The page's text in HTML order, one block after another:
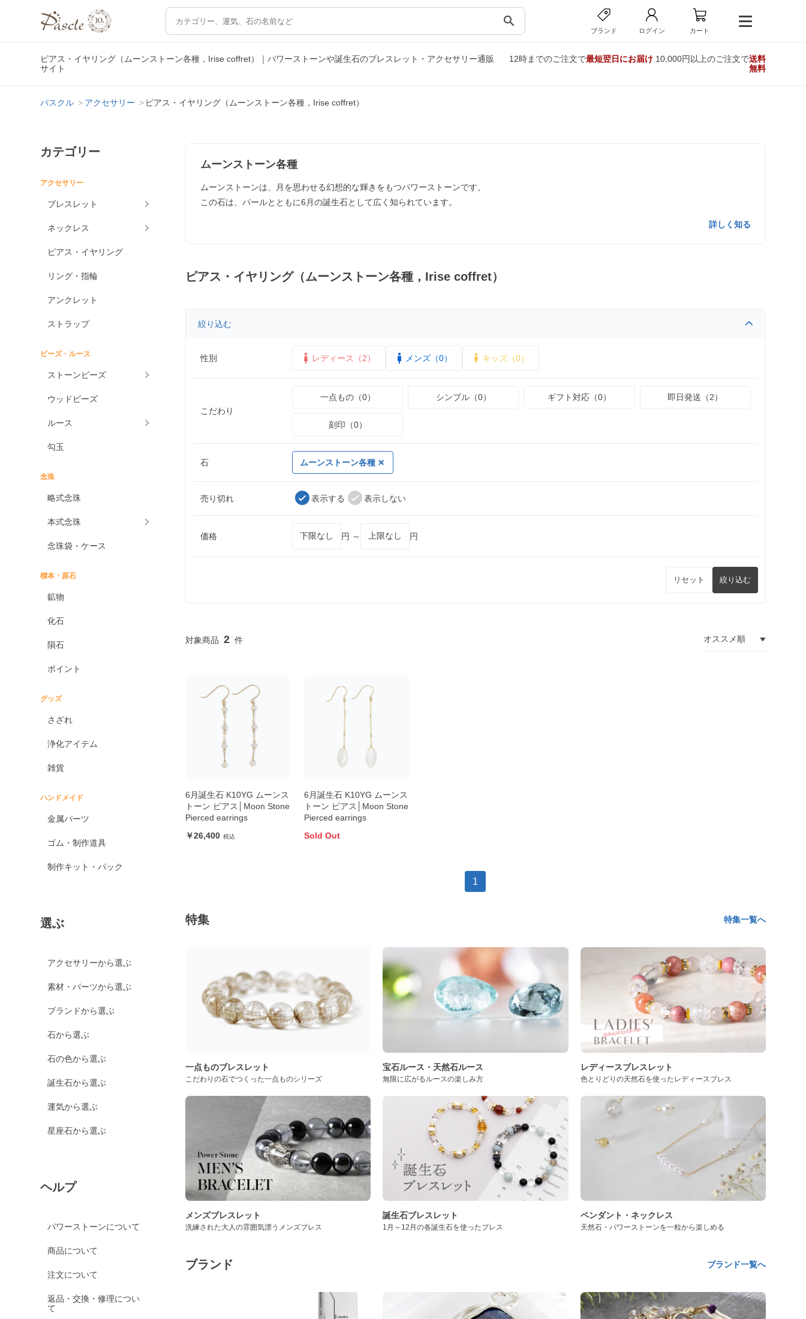
search
ブランド ログイン カート
ピアス・イヤリング（ムーンストーン各種，Irise coffret）｜パワーストーンや誕生石のブレスレット・アクセサリー通販
サイト
12時までのご注文で最短翌日にお届け10,000円以上のご注文で送料
無料
パスクル アクセサリー ピアス・イヤリング（ムーンストーン各種，Irise coffret）
カテゴリー
アクセサリー
ブレスレット
ネックレス
ピアス・イヤリング
リング・指輪
アンクレット
ストラップ
ビーズ・ルース
ストーンビーズ
ウッドビーズ
ルース
勾玉
念珠
略式念珠
本式念珠
念珠袋・ケース
標本・原石
鉱物
化石
隕石
ポイント
グッズ
さざれ
浄化アイテム
雑貨
ハンドメイド
金属パーツ
ゴム・制作道具
制作キット・パック
選ぶ
アクセサリーから選ぶ
素材・パーツから選ぶ
ブランドから選ぶ
石から選ぶ
石の色から選ぶ
誕生石から選ぶ
運気から選ぶ
星座石から選ぶ
ヘルプ
パワーストーンについて
商品について
注文について
返品・交換・修理につい
て
ムーンストーン各種
ムーンストーンは、月を思わせる幻想的な輝きをもつパワーストーンです。
この石は、パールとともに6月の誕生石として広く知られています。
詳しく知る
ピアス・イヤリング（ムーンストーン各種，Irise coffret）
絞り込む
性別 レディース（2） メンズ（0） キッズ（0）
こだわり
一点もの（0） シンプル（0） ギフト対応（0） 即日発送（2）
刻印（0）
石 ムーンストーン各種
売り切れ 表示する 表示しない
価格 円 ～ 円
リセット 絞り込む
2
6月誕生石 K10YG ムーンス
トーン ピアス│Moon Stone
Pierced earrings
26,400
6月誕生石 K10YG ムーンス
トーン ピアス│Moon Stone
Pierced earrings
Sold Out
1
特集 特集一覧へ
一点ものブレスレット
こだわりの石でつくった一点ものシリーズ
宝石ルース・天然石ルース
無限に広がるルースの楽しみ方
レディースブレスレット
色とりどりの天然石を使ったレディースブレス
メンズブレスレット
洗練された大人の雰囲気漂うメンズブレス
誕生石ブレスレット
1月～12月の各誕生石を使ったブレス
ペンダント・ネックレス
天然石・パワーストーンを一粒から楽しめる
ブランド ブランド一覧へ